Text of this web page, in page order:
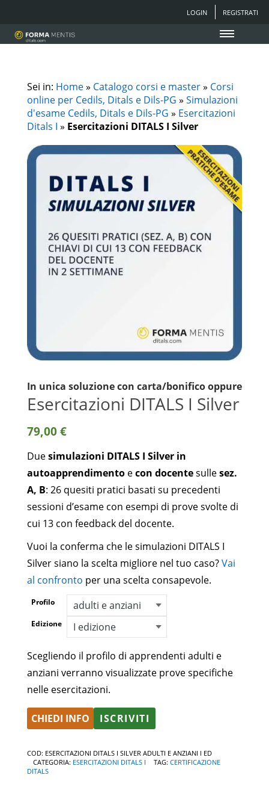
LOGIN REGISTRATI
Sei in: Home» Catalogo corsi e master» Corsi
online per Cedils, Ditals e Dils-PG » Simulazioni
d'esame Cedils, Ditals e Dils-PG » Esercitazioni
Ditals I » Esercitazioni DITALS I Silver
In unica soluzione con carta/bonifico oppure
Esercitazioni DITALS I Silver
79,00€
Duesimulazioni DITALS I Silver in
autoapprendimento econ docentesullesez.
A, B: 26 quesiti pratici basati su precedenti
sessioni d’esame con esempi di prove svolte di
cui 13 con feedback del docente.
Vuoi la conferma che le simulazioni DITALS I
Silver siano la scelta migliore nel tuo caso?Vai
al confronto per una scelta consapevole.
Profilo
Edizione
Scegliendo il profilo di apprendenti adulti e
anziani verranno visualizzate prove specifiche
nelle esercitazioni.
CHIEDI INFO ISCRIVITI
COD: ESERCITAZIONI DITALS I SILVER ADULTI E ANZIANI I ED
CATEGORIA: ESERCITAZIONI DITALS I TAG: CERTIFICAZIONE
DITALS